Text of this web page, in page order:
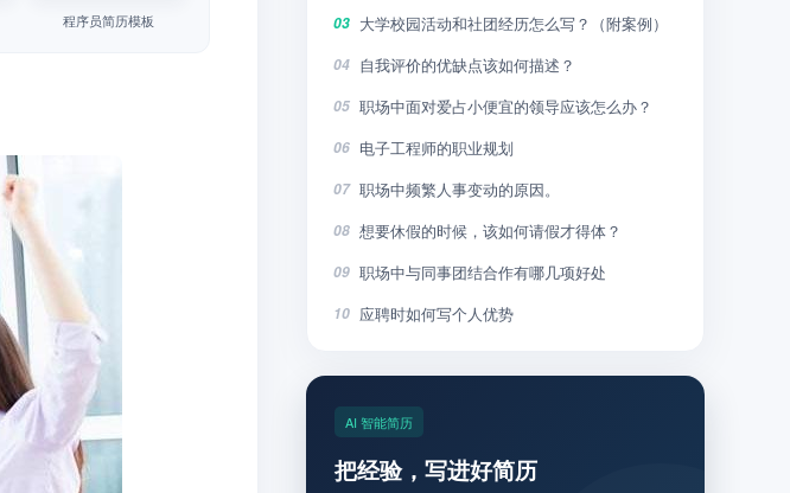
程序员简历模板 03 大学校园活动和社团经历怎么写？（附案例）
04 自我评价的优缺点该如何描述？
05 职场中面对爱占小便宜的领导应该怎么办？
06 电子工程师的职业规划
07 职场中频繁人事变动的原因。
08 想要休假的时候，该如何请假才得体？
09 职场中与同事团结合作有哪几项好处
10 应聘时如何写个人优势
AI 智能简历
把经验，写进好简历